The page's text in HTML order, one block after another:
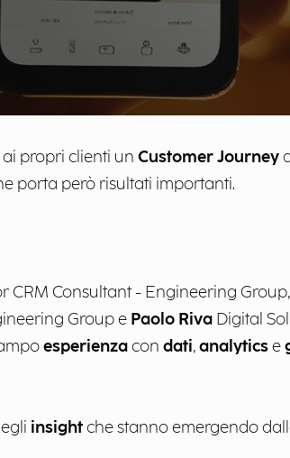
propri clienti un Customer Journey
porta però risultati importanti.
CRM Consultant - Engineering Group,
Group e Paolo Riva Digital
esperienzacon dati,analyticse
insightche stanno emergendo